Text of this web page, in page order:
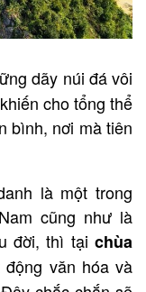
dãy núi đá vôi
cho tổng thể
bình, nơi mà tiên
là một trong
cũng như là
đời, thì tại chùa
văn hóa và